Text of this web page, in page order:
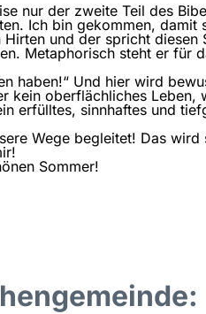
nur der zweite Teil des
Ich bin gekommen, damit
und der spricht diesen
Metaphorisch steht er
haben!“ Und hier wird
kein oberflächliches
erfülltes, sinnhaftes und
Wege begleitet! Das
Sommer!